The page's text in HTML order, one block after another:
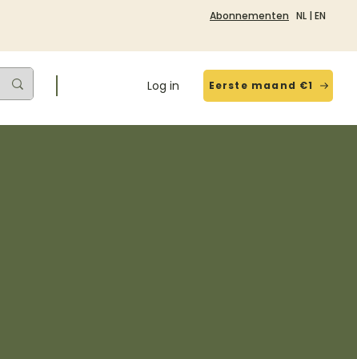
Abonnementen NL | EN
Log in Eerste maand €1